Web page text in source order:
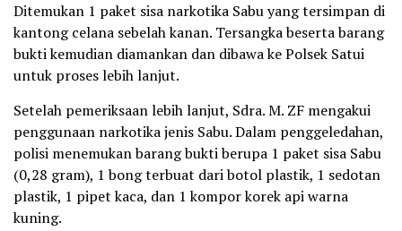
Ditemukan 1 paket sisa narkotika Sabu yang tersimpan di
kantong celana sebelah kanan. Tersangka beserta barang
bukti kemudian diamankan dan dibawa ke Polsek Satui
untuk proses lebih lanjut.
Setelah pemeriksaan lebih lanjut, Sdra. M. ZF mengakui
penggunaan narkotika jenis Sabu. Dalam penggeledahan,
polisi menemukan barang bukti berupa 1 paket sisa Sabu
(0,28 gram), 1 bong terbuat dari botol plastik, 1 sedotan
plastik, 1 pipet kaca, dan 1 kompor korek api warna
kuning.